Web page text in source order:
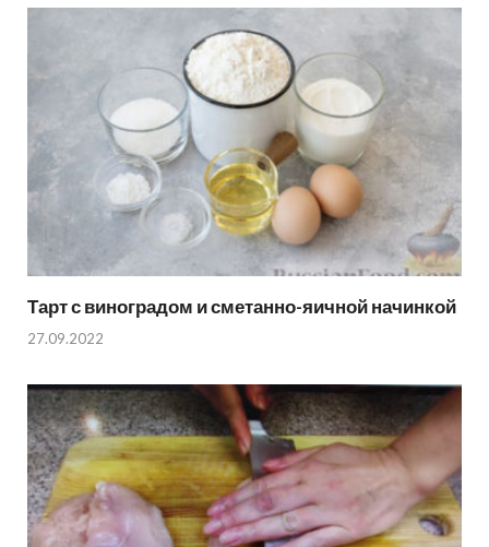
Тарт с виноградом и сметанно-яичной начинкой
27.09.2022